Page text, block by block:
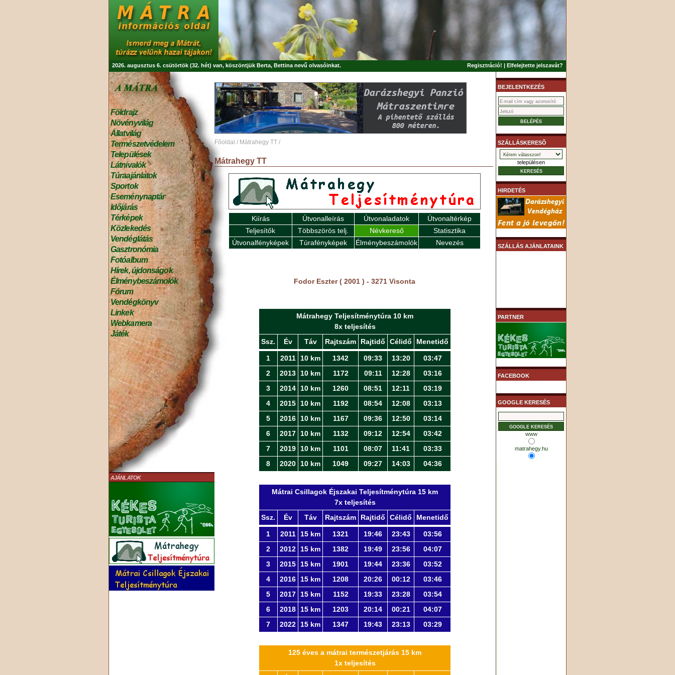
2026. augusztus 6. csütörtök (32. hét) van, köszöntjük Berta, Bettina nevű olvasóinkat. Regisztráció! | Elfelejtette jelszavát?
Földrajz
Növényvilág
Állatvilág
Természetvédelem
Települések
Látnivalók
Túraajánlatok
Sportok
Eseménynaptár
Időjárás
Térképek
Közlekedés
Vendéglátás
Gasztronómia
Fotóalbum
Hírek, újdonságok
Élménybeszámolók
Fórum
Vendégkönyv
Linkek
Webkamera
Játék
AJÁNLATOK
Főoldal / Mátrahegy TT /
Mátrahegy TT
Kiírás Útvonalleírás Útvonaladatok
Útvonaltérkép
Teljesítők
Többszörös telj. Névkereső
Statisztika
Útvonalfényképek
Túrafényképek Élménybeszámolók Nevezés
Fodor Eszter ( 2001 ) - 3271 Visonta
Mátrahegy Teljesítménytúra 10 km
8x teljesítés
Ssz.
Év Táv Rajtszám Rajtidő Célidő Menetidő
1 2011 10 km 1342 09:33 13:20
03:47
2
2013 10 km 1172 09:11 12:28
03:16
3
2014 10 km 1260 08:51 12:11
03:19
4
2015 10 km 1192 08:54 12:08
03:13
5
2016 10 km 1167 09:36 12:50
03:14
6
2017 10 km 1132 09:12 12:54
03:42
7
2019 10 km 1101 08:07 11:41
03:33
8
2020 10 km 1049 09:27 14:03 04:36
Mátrai Csillagok Éjszakai Teljesítménytúra 15 km
7x teljesítés
Ssz.
Év Táv Rajtszám Rajtidő Célidő Menetidő
1 2011 15 km 1321 19:46 23:43
03:56
2
2012 15 km 1382 19:49 23:56
04:07
3
2015 15 km 1901 19:44 23:36
03:52
4
2016 15 km 1208 20:26 00:12
03:46
5
2017 15 km 1152 19:33 23:28
03:54
6
2018 15 km 1203 20:14 00:21
04:07
7
2022 15 km 1347 19:43 23:13 03:29
125 éves a mátrai természetjárás 15 km
1x teljesítés
BEJELENTKEZÉS
SZÁLLÁSKERESÕ
településen
HIRDETÉS
SZÁLLÁS AJÁNLATAINK
PARTNER
FACEBOOK
GOOGLE KERESÉS
www
matrahegy.hu